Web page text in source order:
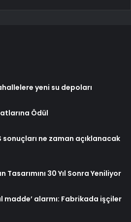
yeni su depoları
Ödül
sonuçları ne zaman açıklanacak
Tasarımını 30 Yıl Sonra Yeniliyor
madde’ alarmı: Fabrikada işçiler